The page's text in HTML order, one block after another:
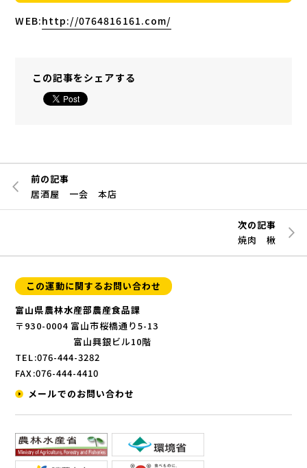
WEB:http://0764816161.com/
この記事をシェアする
前の記事
居酒屋 一会 本店
次の記事
焼肉 楸
この運動に関するお問い合わせ
富山県農林水産部農産食品課
〒930-0004 富山市桜橋通り5-13
富山興銀ビル10階
TEL:076-444-3282
FAX:076-444-4410
メールでのお問い合わせ